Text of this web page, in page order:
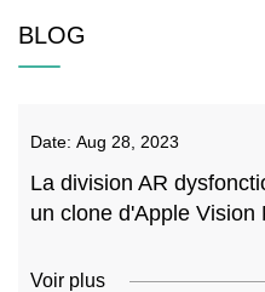
BLOG
Date: Aug 28, 2023
La division AR
un clone d'Apple Vision
Voir plus